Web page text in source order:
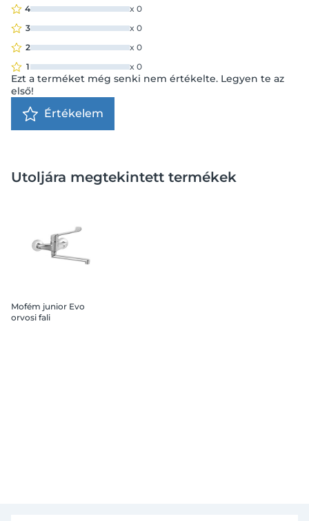
4
x 0
3
x 0
2
x 0
1
x 0
Ezt a terméket még senki nem értékelte. Legyen te az
első!
Értékelem
Utoljára megtekintett termékek
Mofém junior Evo
orvosi fali